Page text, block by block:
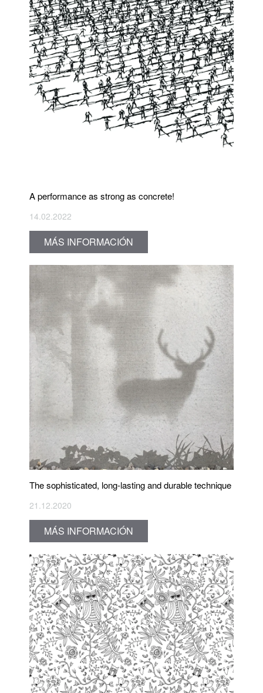
A performance as strong as concrete!
14.02.2022
MÁS INFORMACIÓN
The sophisticated, long-lasting and durable technique
21.12.2020
MÁS INFORMACIÓN